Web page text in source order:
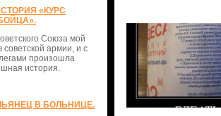
«КУРС
Союза мой
советской армии, и с
произошла
история.
В БОЛЬНИЦЕ.